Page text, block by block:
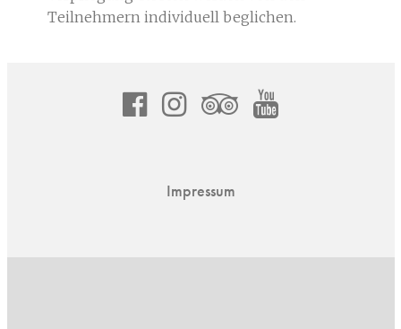
Teilnehmern individuell beglichen.
Impressum